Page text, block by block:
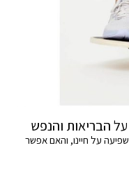
הבריאות והנפש
על חיינו, והאם אפשר